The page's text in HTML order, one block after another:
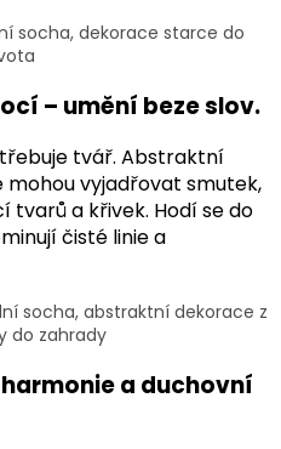
socha, dekorace starce do
– umění beze slov.
tvář. Abstraktní
vyjadřovat smutek,
tvarů a křivek. Hodí se do
čisté linie a
socha, abstraktní dekorace z
do zahrady
a duchovní